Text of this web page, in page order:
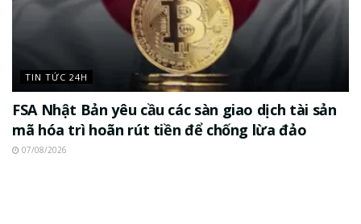
TIN TỨC 24H
FSA Nhật Bản yêu cầu các sàn giao dịch tài sản
mã hóa trì hoãn rút tiền để chống lừa đảo
07/08/2026